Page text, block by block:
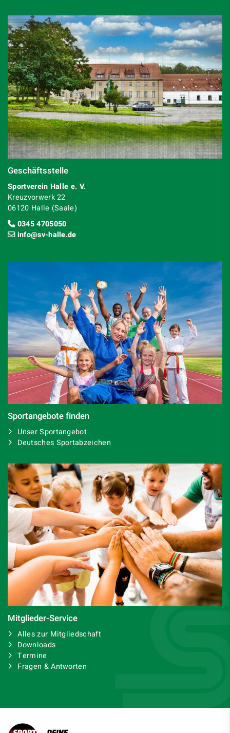
Geschäftsstelle
Sportverein Halle e. V.
Kreuzvorwerk 22
06120 Halle (Saale)
0345 4705050
info@sv-halle.de
Sportangebote finden
Unser Sportangebot
Deutsches Sportabzeichen
Mitglieder-Service
Alles zur Mitgliedschaft
Downloads
Termine
Fragen & Antworten